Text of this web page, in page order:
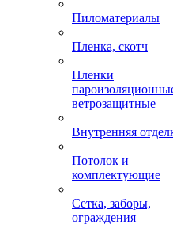
Пиломатериалы
Пленка, скотч
Пленки
ветрозащитные
Внутренняя
Потолок и
комплектующие
Сетка, заборы,
ограждения